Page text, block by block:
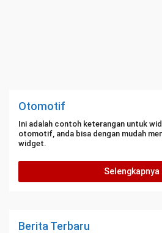
Otomotif
Ini adalah contoh keterangan untuk
otomotif, anda bisa dengan mudah
widget.
Selengkapnya
Berita Terbaru